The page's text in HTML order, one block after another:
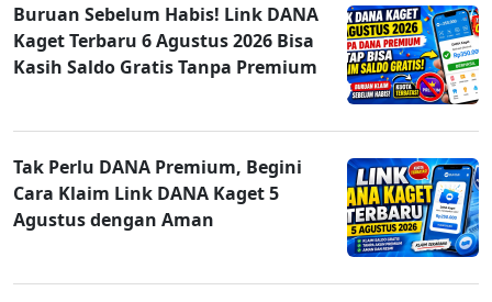
Buruan Sebelum Habis! Link DANA
Kaget Terbaru 6 Agustus 2026 Bisa
Kasih Saldo Gratis Tanpa Premium
Tak Perlu DANA Premium, Begini
Cara Klaim Link DANA Kaget 5
Agustus dengan Aman